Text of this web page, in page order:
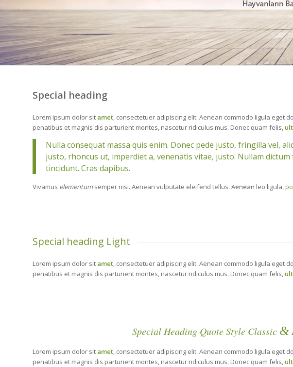
Special heading
Lorem ipsum dolor sit amet, consectetuer adipiscing elit. Aenean commodo ligula eget
penatibus et magnis dis parturient montes, nascetur ridiculus mus. Donec quam felis,
Nulla consequat massa quis enim. Donec pede justo, fringilla vel,
justo, rhoncus ut, imperdiet a, venenatis vitae, justo. Nullam dictum
tincidunt. Cras dapibus.
Vivamus elementumsemper nisi. Aenean vulputate eleifend tellus. Aenean leo ligula,
Special heading Light
Lorem ipsum dolor sit amet, consectetuer adipiscing elit. Aenean commodo ligula eget
penatibus et magnis dis parturient montes, nascetur ridiculus mus. Donec quam felis,
Special Heading Quote Style Classic &
Lorem ipsum dolor sit amet, consectetuer adipiscing elit. Aenean commodo ligula eget
penatibus et magnis dis parturient montes, nascetur ridiculus mus. Donec quam felis,